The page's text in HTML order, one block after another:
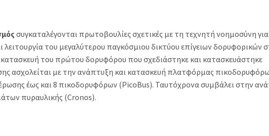
συγκαταλέγονται πρωτοβουλίες σχετικές με τη τεχνητή νοημοσύνη για
του μεγαλύτερου παγκόσμιου δικτύου επίγειων δορυφορικών
του πρώτου δορυφόρου που σχεδιάστηκε και κατασκευάστηκε
ασχολείται με την ανάπτυξη και κατασκευή πλατφόρμας
έως και 8 πικοδορυφόρων (PicoBus). Ταυτόχρονα συμβάλει στην
πυραυλικής (Cronos).